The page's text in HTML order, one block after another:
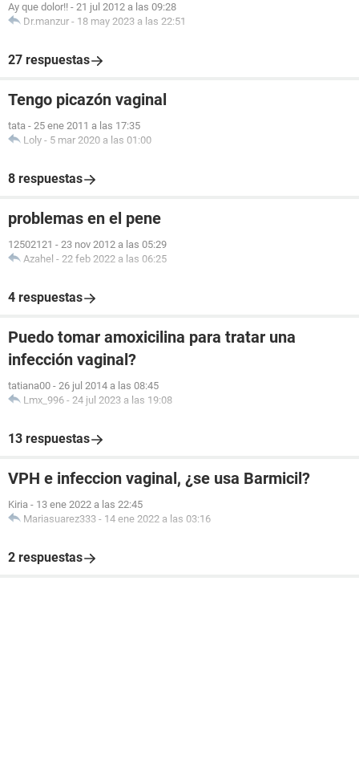
Ay que dolor!! - 21 jul 2012 a las 09:28
Dr.manzur - 18 may 2023 a las 22:51
27 respuestas
Tengo picazón vaginal
tata - 25 ene 2011 a las 17:35
Loly - 5 mar 2020 a las 01:00
8 respuestas
problemas en el pene
12502121 - 23 nov 2012 a las 05:29
Azahel - 22 feb 2022 a las 06:25
4 respuestas
Puedo tomar amoxicilina para tratar una
infección vaginal?
tatiana00 - 26 jul 2014 a las 08:45
Lmx_996 - 24 jul 2023 a las 19:08
13 respuestas
VPH e infeccion vaginal, ¿se usa Barmicil?
Kiria - 13 ene 2022 a las 22:45
Mariasuarez333 - 14 ene 2022 a las 03:16
2 respuestas